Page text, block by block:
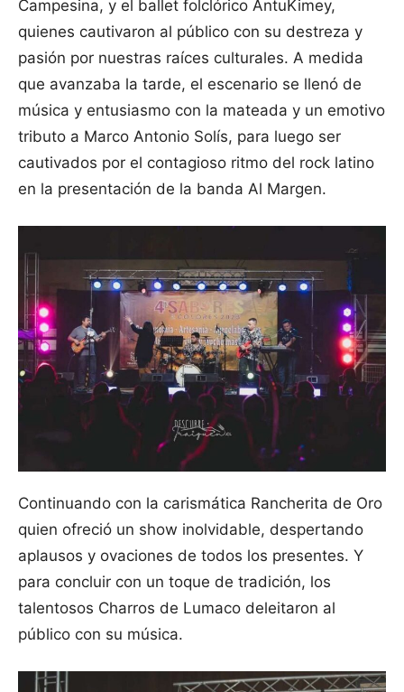
Campesina, y el ballet folclórico AntuKimey,
quienes cautivaron al público con su destreza y
pasión por nuestras raíces culturales. A medida
que avanzaba la tarde, el escenario se llenó de
música y entusiasmo con la mateada y un emotivo
tributo a Marco Antonio Solís, para luego ser
cautivados por el contagioso ritmo del rock latino
en la presentación de la banda Al Margen.
Continuando con la carismática Rancherita de Oro
quien ofreció un show inolvidable, despertando
aplausos y ovaciones de todos los presentes. Y
para concluir con un toque de tradición, los
talentosos Charros de Lumaco deleitaron al
público con su música.